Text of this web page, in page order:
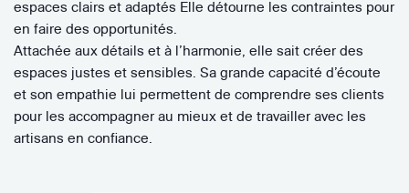
espaces clairs et adaptés Elle détourne les contraintes pour
en faire des opportunités.
Attachée aux détails et à l’harmonie, elle sait créer des
espaces justes et sensibles. Sa grande capacité d’écoute
et son empathie lui permettent de comprendre ses clients
pour les accompagner au mieux et de travailler avec les
artisans en confiance.